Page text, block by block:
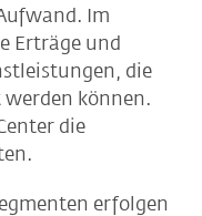
Im
Erträge und
die
können.
die
erfolgen